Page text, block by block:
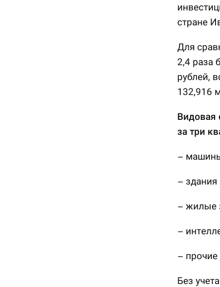
стране
Для
2,4 раза
рублей,
132,916
Видовая
за три
–
–
– жилые
–
–
Без